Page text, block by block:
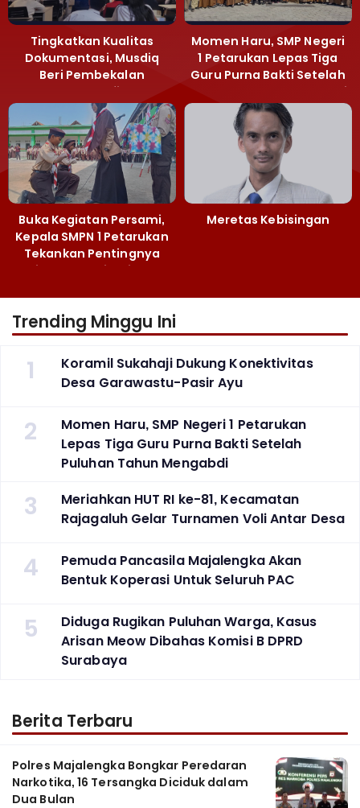
Tingkatkan Kualitas
Dokumentasi, Musdiq
Beri Pembekalan
Fotografi ‎
Momen Haru, SMP Negeri
1 Petarukan Lepas Tiga
Guru Purna Bakti Setelah
Puluhan Tahun Mengabdi
Buka Kegiatan Persami,
Kepala SMPN 1 Petarukan
Tekankan Pentingnya
Jiwa Kepemimpinan
Meretas Kebisingan
Trending Minggu Ini
1
Koramil Sukahaji Dukung Konektivitas
Desa Garawastu-Pasir Ayu
2
Momen Haru, SMP Negeri 1 Petarukan
Lepas Tiga Guru Purna Bakti Setelah
Puluhan Tahun Mengabdi
3
Meriahkan HUT RI ke-81, Kecamatan
Rajagaluh Gelar Turnamen Voli Antar Desa
4
Pemuda Pancasila Majalengka Akan
Bentuk Koperasi Untuk Seluruh PAC
5
Diduga Rugikan Puluhan Warga, Kasus
Arisan Meow Dibahas Komisi B DPRD
Surabaya ‎
Berita Terbaru
Polres Majalengka Bongkar Peredaran
Narkotika, 16 Tersangka Diciduk dalam
Dua Bulan